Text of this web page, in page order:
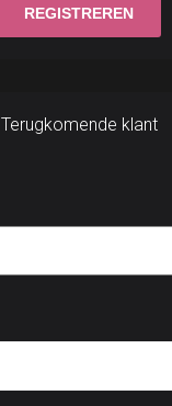
Terugkomende klant